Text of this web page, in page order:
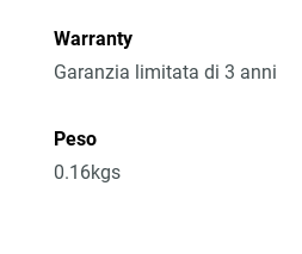
Warranty
Garanzia limitata di 3 anni
Peso
0.16kgs